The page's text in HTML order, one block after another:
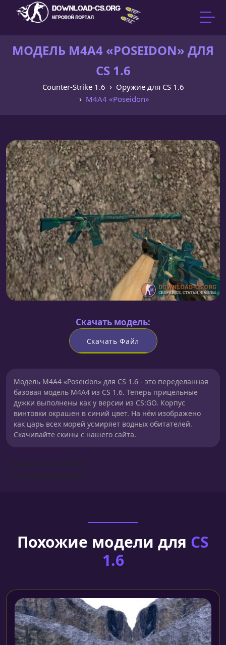
МОДЕЛЬ M4A4 «POSEIDON» ДЛЯ
CS 1.6
Counter-Strike 1.6
Оружие для CS 1.6
M4A4 «Poseidon»
Скачать модель:
Скачать Файл
Модель M4A4 «Poseidon» для CS 1.6 - это переделанная
базовая модель M4A4 из CS 1.6. Теперь прицельные
дужки выполнены как у версии из CS:GO. Корпус
винтовки окрашен в синий цвет. На нём изображено
как царь всех морей усмиряет водных обитателей.
Скачивайте скины с нашего сайта.
Похожие модели для CS
1.6